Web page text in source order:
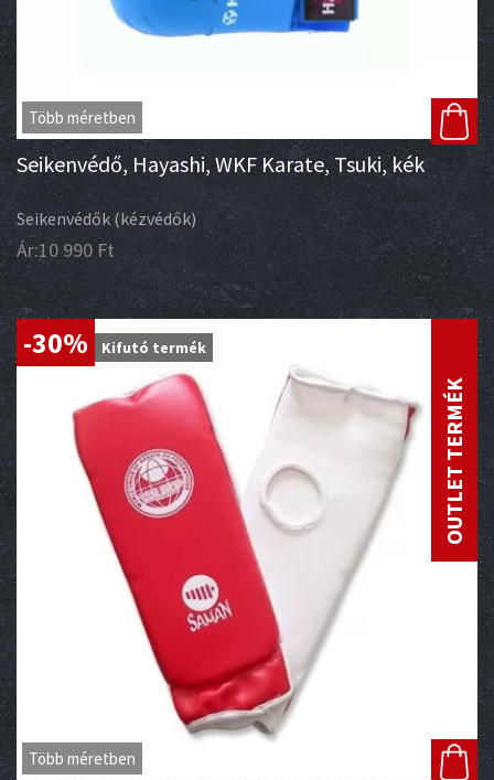
Több méretben
Seikenvédő, Hayashi, WKF Karate, Tsuki, kék
Seikenvédők (kézvédők)
Ár:10 990 Ft
OUTLET TERMÉK
Több méretben
-30% Kifutó termék